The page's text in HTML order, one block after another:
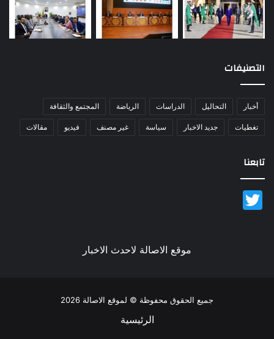
التصنيفات
أخبار التحاليل الدراسات الرياضة المجتمع والثقافة
تغطيات جديد الاخبار سياسة غير مصنف فيديو مقالات
تابعنا
موقع الاصالة لاحدث الاخبار
جميع الحقوق محفوظة © لموقع الاصالة 2026
الرئيسية